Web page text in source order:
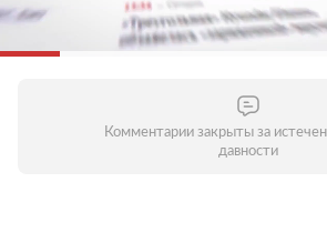
Комментарии закрыты за
давности